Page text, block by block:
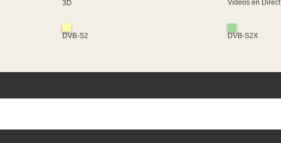
3D Vidéos en Direct
DVB-S2 DVB-S2X